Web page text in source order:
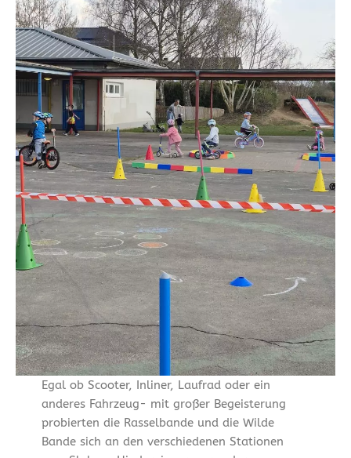
Egal ob Scooter, Inliner, Laufrad oder ein
anderes Fahrzeug- mit großer Begeisterung
probierten die Rasselbande und die Wilde
Bande sich an den verschiedenen Stationen